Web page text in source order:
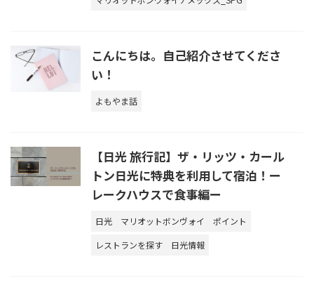
こんにちは。自己紹介させてくださ
い！
よもやま話
【日光 旅行記】ザ・リッツ・カール
トン日光に特典を利用して宿泊！ー
レークハウスで食事編ー
日光 マリオットボンヴォイ
ポイント
レストランを探す
日光情報